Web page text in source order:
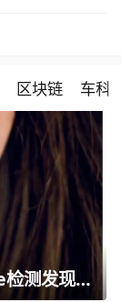
区块链 车科
81款主流耳机全军覆没：ToxFree检测发现均含对人体有害化学物质